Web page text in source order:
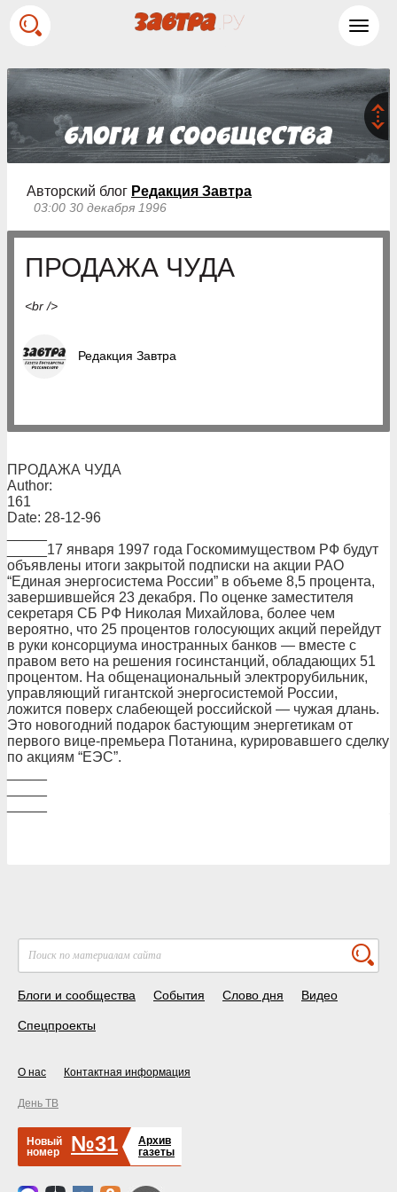
Авторский блог Редакция Завтра
03:00 30 декабря 1996
ПРОДАЖА ЧУДА
<br />
Редакция Завтра
ПРОДАЖА ЧУДА
Author:
161
Date: 28-12-96
_____17 января 1997 года Госкомимуществом РФ будут
объявлены итоги закрытой подписки на акции РАО
“Единая энергосистема России” в объеме 8,5 процента,
завершившейся 23 декабря. По оценке заместителя
секретаря СБ РФ Николая Михайлова, более чем
вероятно, что 25 процентов голосующих акций перейдут
в руки консорциума иностранных банков — вместе с
правом вето на решения госинстанций, обладающих 51
процентом. На общенациональный электрорубильник,
управляющий гигантской энергосистемой России,
ложится поверх слабеющей российской — чужая длань.
Это новогодний подарок бастующим энергетикам от
первого вице-премьера Потанина, курировавшего сделку
по акциям “ЕЭС”.
Блоги и сообщества События Слово дня Видео
Спецпроекты
О нас Контактная информация
День ТВ
Новый
номер
№31
Архив
газеты